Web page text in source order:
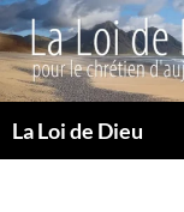
La Loi de Dieu